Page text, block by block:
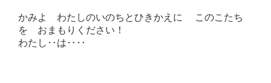
かみよ わたしのいのちとひきかえに このこたち
を おまもりください！
わたし‥は‥‥